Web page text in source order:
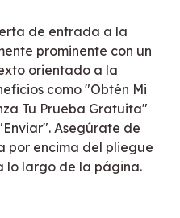
de entrada a la
prominente con un
orientado a la
como "Obtén Mi
Tu Prueba Gratuita"
Asegúrate de
por encima del pliegue
lo largo de la página.